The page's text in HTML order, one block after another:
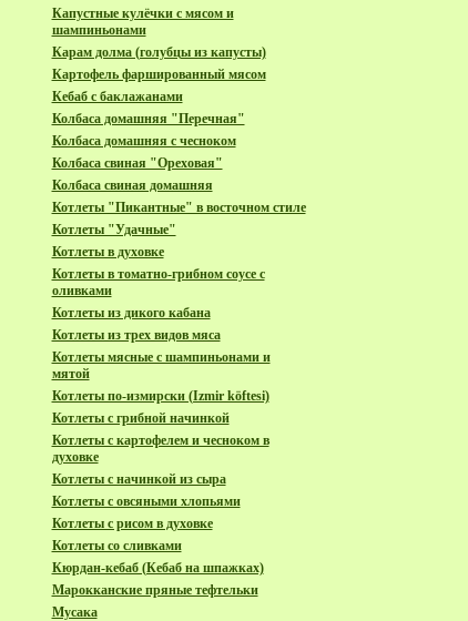
Капустные кулёчки с мясом и
шампиньонами
Карам долма (голубцы из капусты)
Картофель фаршированный мясом
Кебаб с баклажанами
Колбаса домашняя "Перечная"
Колбаса домашняя с чесноком
Колбаса свиная "Ореховая"
Колбаса свиная домашняя
Котлеты "Пикантные" в восточном стиле
Котлеты "Удачные"
Котлеты в духовке
Котлеты в томатно-грибном соусе с
оливками
Котлеты из дикого кабана
Котлеты из трех видов мяса
Котлеты мясные с шампиньонами и
мятой
Котлеты по-измирски (Izmir köftesi)
Котлеты с грибной начинкой
Котлеты с картофелем и чесноком в
духовке
Котлеты с начинкой из сыра
Котлеты с овсяными хлопьями
Котлеты с рисом в духовке
Котлеты со сливками
Кюрдан-кебаб (Кебаб на шпажках)
Марокканские пряные тeфтельки
Мусака